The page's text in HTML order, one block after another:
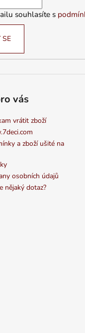
souhlasíte s
SE
vás
vrátit zboží
a zboží ušité na
osobních údajů
nějaký dotaz?